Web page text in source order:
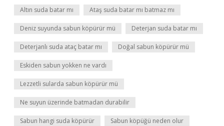
Altın suda batar mı Ataş suda batar mı batmaz mı
Deniz suyunda sabun köpürür mü Deterjan suda batar mı
Deterjanlı suda ataç batar mı Doğal sabun köpürür mü
Eskiden sabun yokken ne vardı
Lezzetli sularda sabun köpürür mü
Ne suyun üzerinde batmadan durabilir
Sabun hangi suda köpürür Sabun köpüğü neden olur